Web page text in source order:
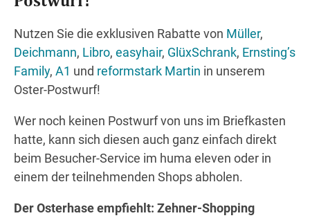
Wegbeschreibung
Nutzen Sie die exklusiven Rabatte von Müller,
Deichmann, Libro, easyhair, GlüxSchrank, Ernsting’s
Family, A1 und reformstark Martin in unserem
Oster-Postwurf!
Wer noch keinen Postwurf von uns im Briefkasten
hatte, kann sich diesen auch ganz einfach direkt
beim Besucher-Service im huma eleven oder in
einem der teilnehmenden Shops abholen.
Der Osterhase empfiehlt: Zehner-Shopping